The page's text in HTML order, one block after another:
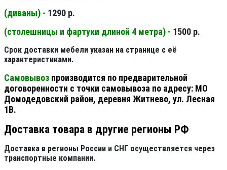
(диваны) - 1290 р.
(столешницы и фартуки длиной 4 метра) - 1500 р.
Срок доставки мебели указан на странице с её
характеристиками.
Самовывоз производится по предварительной
договоренности с точки самовывоза по адресу: МО
Домодедовский район, деревня Житнево, ул. Лесная
1В.
Доставка товара в другие регионы РФ
Доставка в регионы России и СНГ осуществляется через
транспортные компании.